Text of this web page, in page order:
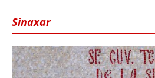
Sinaxar